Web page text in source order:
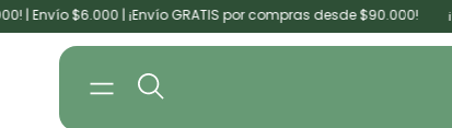
$6.000 | ¡Envío GRATIS por compras desde $90.000!